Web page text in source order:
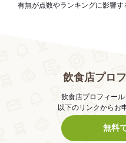
有無が点数やランキングに影響す
飲食店プロ
飲食店プロフィール
以下のリンクからお
無料